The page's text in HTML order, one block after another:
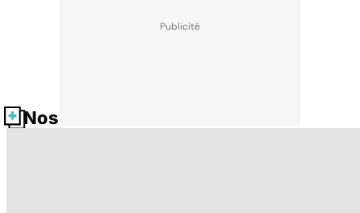
Nos fiches santé